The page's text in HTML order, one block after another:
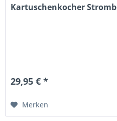
Kartuschenkocher
29,95 € *
Merken